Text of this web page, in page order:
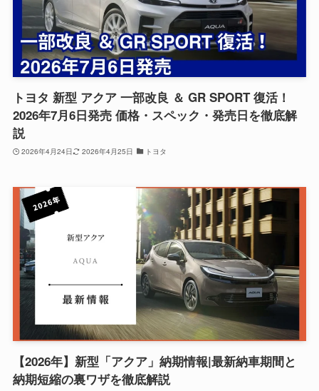
トヨタ 新型 アクア 一部改良 ＆ GR SPORT 復活！
2026年7月6日発売 価格・スペック・発売日を徹底解
説
2026年4月24日 2026年4月25日 トヨタ
【2026年】新型「アクア」納期情報|最新納車期間と
納期短縮の裏ワザを徹底解説